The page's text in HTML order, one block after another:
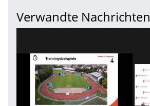
Verwandte Nachrichten